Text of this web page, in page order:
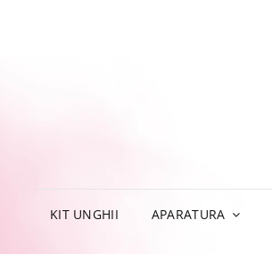
KIT UNGHII APARATURA